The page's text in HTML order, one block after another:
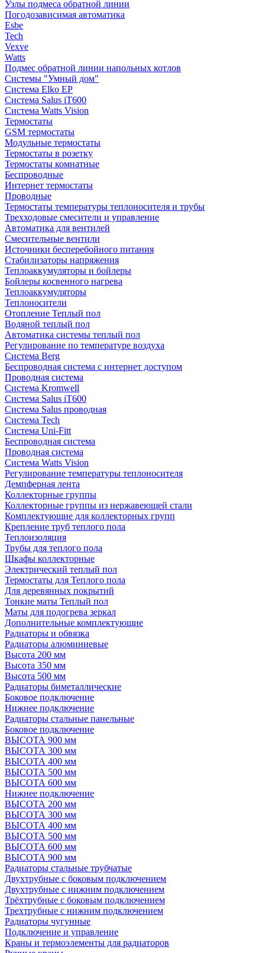
Узлы подмеса обратной линии
Погодозависимая автоматика
Esbe
Tech
Vexve
Watts
Подмес обратной линии напольных котлов
Системы "Умный дом"
Система Elko EP
Система Salus iT600
Система Watts Vision
Термостаты
GSM термостаты
Модульные термостаты
Термостаты в розетку
Термостаты комнатные
Беспроводные
Интернет термостаты
Проводные
Термостаты температуры теплоносителя и трубы
Трехходовые смесители и управление
Автоматика для вентилей
Смесительные вентили
Источники бесперебойного питания
Стабилизаторы напряжения
Теплоаккумуляторы и бойлеры
Бойлеры косвенного нагрева
Теплоаккумуляторы
Теплоносители
Отопление Теплый пол
Водяной теплый пол
Автоматика системы теплый пол
Регулирование по температуре воздуха
Система Berg
Беспроводная система с интернет доступом
Проводная система
Система Kromwell
Система Salus iT600
Система Salus проводная
Система Tech
Система Uni-Fitt
Беспроводная система
Проводная система
Система Watts Vision
Регулирование температуры теплоносителя
Демпферная лента
Коллекторные группы
Коллекторные группы из нержавеющей стали
Комплектующие для коллекторных групп
Крепление труб теплого пола
Теплоизоляция
Трубы для теплого пола
Шкафы коллекторные
Электрический теплый пол
Термостаты для Теплого пола
Для деревянных покрытий
Тонкие маты Теплый пол
Маты для подогрева зеркал
Дополнительные комплектующие
Радиаторы и обвязка
Радиаторы алюминиевые
Высота 200 мм
Высота 350 мм
Высота 500 мм
Радиаторы биметаллические
Боковое подключение
Нижнее подключение
Радиаторы стальные панельные
Боковое подключение
ВЫСОТА 900 мм
ВЫСОТА 300 мм
ВЫСОТА 400 мм
ВЫСОТА 500 мм
ВЫСОТА 600 мм
Нижнее подключение
ВЫСОТА 200 мм
ВЫСОТА 300 мм
ВЫСОТА 400 мм
ВЫСОТА 500 мм
ВЫСОТА 600 мм
ВЫСОТА 900 мм
Радиаторы стальные трубчатые
Двухтрубные с боковым подключением
Двухтрубные с нижним подключением
Трёхтрубные с боковым подключением
Трехтрубные с нижним подключением
Радиаторы чугунные
Подключение и управление
Краны и термоэлементы для радиаторов